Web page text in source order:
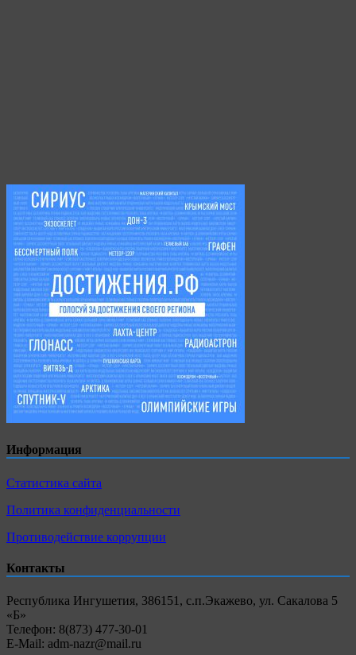
Информация
Статистика сайта
Политика конфиденциальности
Противодействие коррупции
Контакты
Республика Ингушетия, 386151, с.п.Экажево, ул. Сакалова 5
«Б»
Телефон: 8(873) 477-30-01
E-Mail: adm-nazr@mail.ru